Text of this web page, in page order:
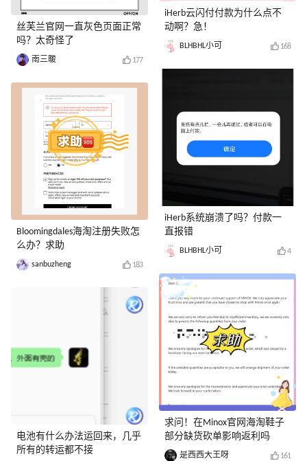
丝芙兰官网一直灰色页面正常
吗？太奇怪了
南三暖 177
Bloomingdales海淘注册失败怎
么办？求助
sanbuzheng 183
电池有什么办法运回来，几乎
所有的转运都不接
iHerb云闪付付款为什么点不
动啊？急！
BLHBHL小可 168
iHerb系统崩溃了吗？付款一
直报错
BLHBHL小可 4
求问！在Minox官网海淘鞋子
部分缺货砍单影响返利吗
是西西大王呀 161